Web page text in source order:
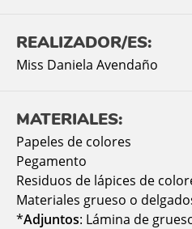
REALIZADOR/ES:
Miss Daniela Avendaño
MATERIALES:
Papeles de colores
Pegamento
Residuos de lápices de
Materiales grueso o
*Adjuntos: Lámina de